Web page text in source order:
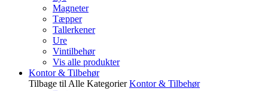
Magneter
Tæpper
Tallerkener
Ure
Vintilbehør
Vis alle produkter
Kontor & Tilbehør
Tilbage til Alle Kategorier Kontor & Tilbehør